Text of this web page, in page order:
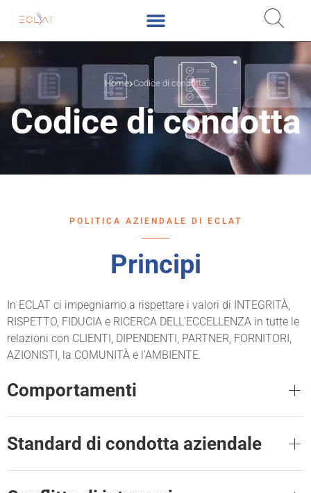
Home Codice di condotta
Codice di condotta
POLITICA AZIENDALE DI ECLAT
Principi
In ECLAT ci impegniamo a rispettare i valori di INTEGRITÀ,
RISPETTO, FIDUCIA e RICERCA DELL’ECCELLENZA in tutte le
relazioni con CLIENTI, DIPENDENTI, PARTNER, FORNITORI,
AZIONISTI, la COMUNITÀ e l’AMBIENTE.
Comportamenti
Standard di condotta aziendale